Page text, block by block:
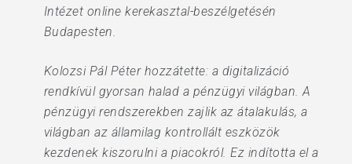
Intézet online kerekasztal-beszélgetésén
Budapesten.
Kolozsi Pál Péter hozzátette: a digitalizáció
rendkívül gyorsan halad a pénzügyi világban. A
pénzügyi rendszerekben zajlik az átalakulás, a
világban az államilag kontrollált eszközök
kezdenek kiszorulni a piacokról. Ez indította el a